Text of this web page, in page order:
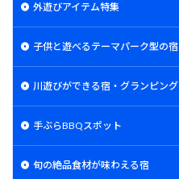
外遊びアイテム特集
子供と遊べるテーマパーク型の宿
川遊びができる宿・グランピング
手ぶらBBQスポット
旬の絶品食材が味わえる宿